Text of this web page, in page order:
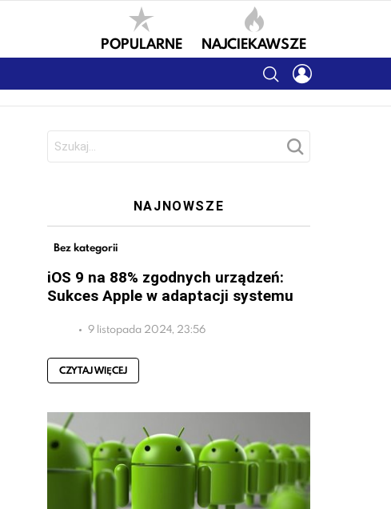
POPULARNE NAJCIEKAWSZE
SEARCH
NAJNOWSZE
Bez kategorii
iOS 9 na 88% zgodnych urządzeń:
Sukces Apple w adaptacji systemu
9 listopada 2024, 23:56
CZYTAJ WIĘCEJ